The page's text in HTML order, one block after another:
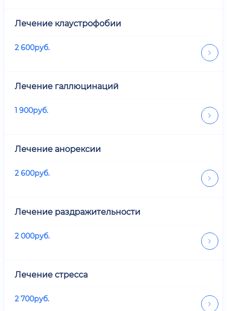
Лечение клаустрофобии
2 600руб.
Лечение галлюцинаций
1 900руб.
Лечение анорексии
2 600руб.
Лечение раздражительности
2 000руб.
Лечение стресса
2 700руб.